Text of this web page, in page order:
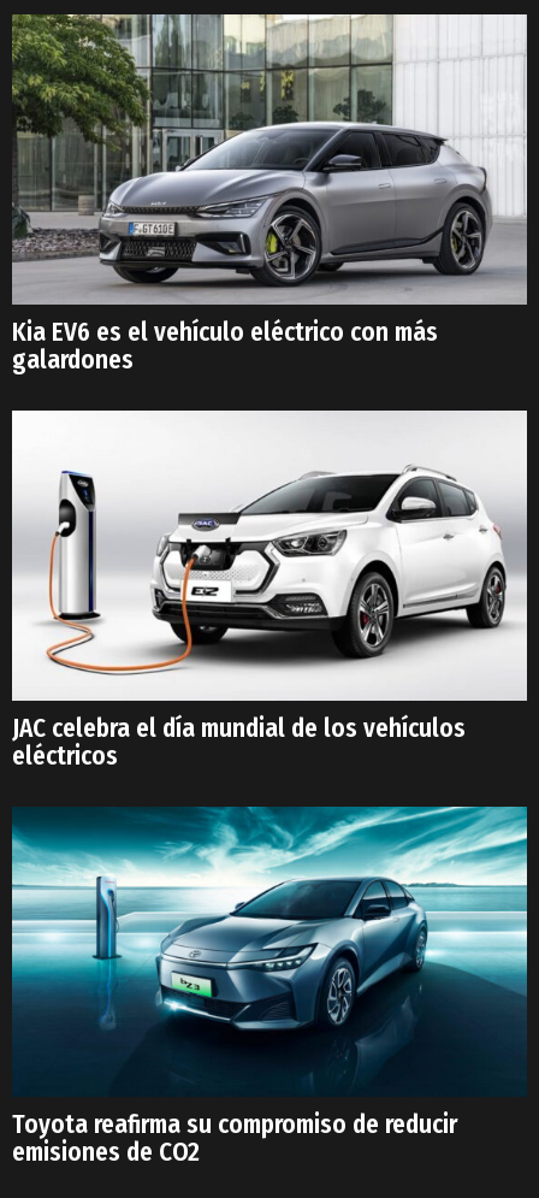
Kia EV6 es el vehículo eléctrico con más
galardones
JAC celebra el día mundial de los vehículos
eléctricos
Toyota reafirma su compromiso de reducir
emisiones de CO2